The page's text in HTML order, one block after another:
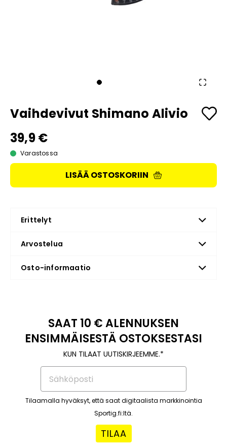
Vaihdevivut Shimano Alivio
39,9 €
Varastossa
LISÄÄ OSTOSKORIIN
Erittelyt
Arvostelua
Osto-informaatio
SAAT 10 € ALENNUKSEN
ENSIMMÄISESTÄ OSTOKSESTASI
KUN TILAAT UUTISKIRJEEMME.*
Tilaamalla hyväksyt, että saat digitaalista markkinointia
Sportig.fi:ltä.
TILAA